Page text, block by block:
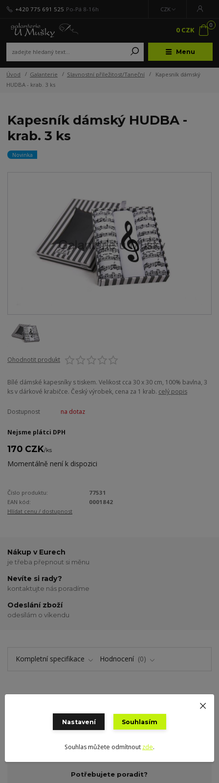
Menu
CZK
+420 775 691 525 Po-Pá 8-16h
0
0 CZK
Úvod Galanterie Slavnostní příležitost/Taneční
Kapesník dámský
HUDBA - krab. 3 ks
Kapesník dámský HUDBA -
krab. 3 ks
Novinka
Ohodnotit produkt
Bílé dámské kapesníky s tiskem. Velikost cca 30 x 30 cm, 100% bavlna, 3
ks v dárkové krabičce. Český výrobek, cena za 1 krab. celý popis
Dostupnost na dotaz
Nejsme plátci DPH
170 CZK/ks
Momentálně není k dispozici
Číslo produktu:
77531
EAN kód:
0001842
Hlídat cenu / dostupnost
Nákup v Eurech
je třeba přepnout si měnu
Nevíte si rady?
kontaktujte nás poradíme
Odeslání zboží
odesílám o víkendu
Kompletní specifikace Hodnocení 0
Bílé dámské kapesníky s tiskem. Velikost cca 30 x 30 cm, 100%
bavlna, 3 ks v dárkové krabičce. Český výrobek, cena za 1 krab.
Potřebujete poradit?
Nastavení Souhlasím
Souhlas můžete odmítnout zde.